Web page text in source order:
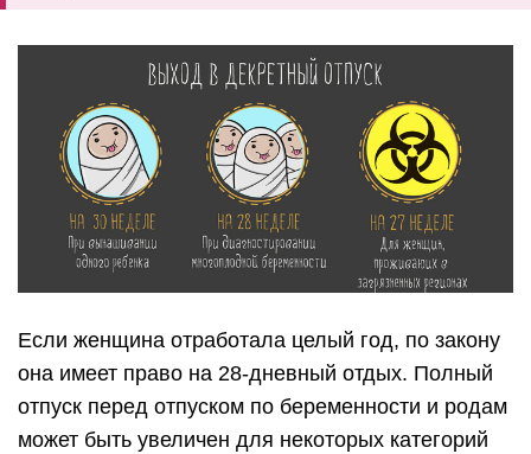
Если женщина отработала целый год, по закону
она имеет право на 28-дневный отдых. Полный
отпуск перед отпуском по беременности и родам
может быть увеличен для некоторых категорий